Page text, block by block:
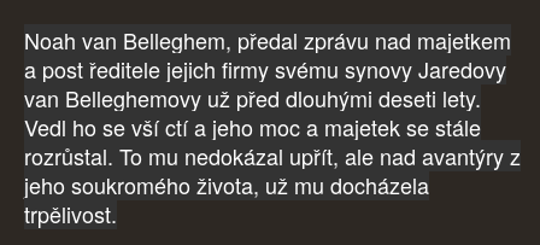
Noah van Belleghem, předal zprávu nad majetkem
a post ředitele jejich firmy svému synovy Jaredovy
van Belleghemovy už před dlouhými deseti lety.
Vedl ho se vší ctí a jeho moc a majetek se stále
rozrůstal. To mu nedokázal upřít, ale nad avantýry z
jeho soukromého života, už mu docházela
trpělivost.